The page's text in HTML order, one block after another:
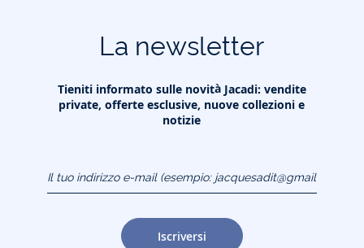
La newsletter
Tieniti informato sulle novità Jacadi: vendite
private, offerte esclusive, nuove collezioni e
notizie
(esempio:
jacquesadit@gmail.com)
Iscriversi